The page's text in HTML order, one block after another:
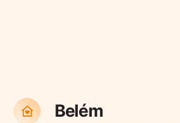
Belém